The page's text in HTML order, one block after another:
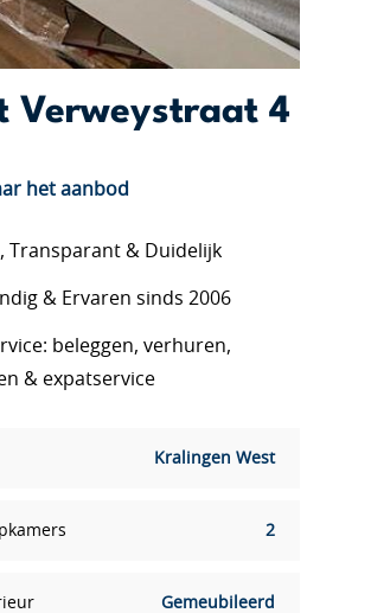
Verweystraat 4
het aanbod
Transparant & Duidelijk
& Ervaren sinds 2006
beleggen, verhuren,
& expatservice
Kralingen West
2
Gemeubileerd